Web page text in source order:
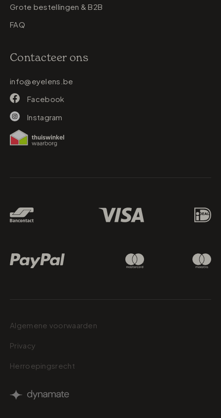
Grote bestellingen & B2B
FAQ
Contacteer ons
info@eyelens.be
Facebook
Instagram
Algemene voorwaarden
Privacy
Herroepingsrecht